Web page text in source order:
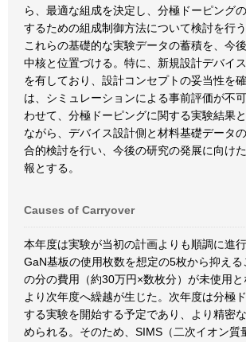
ら、最適な組成を決定し、分極ドーピング
するための組成制御方法について検討を行う
これらの基礎的な実験データの蓄積を、今
中核と位置づける。特に、新規設計デバイ
を有しており、設計コンセプトの妥当性を
は、シミュレーションによる事前評価が不
わせて、分極ドーピングに関する実験結果
ながら、デバイス設計側と材料基礎データ
合的検討を行い、今後の研究の発展に向け
報とする。
Causes of Carryover
本年度は実験が当初の計画よりも順調に進行
GaN基板の使用枚数を想定の5枚から抑える
の分の費用（約30万円×数枚分）が未使用と
より次年度へ繰越が生じた。次年度は分極
する実験を開始する予定であり、より精密
められる。そのため、SIMS（二次イオン質